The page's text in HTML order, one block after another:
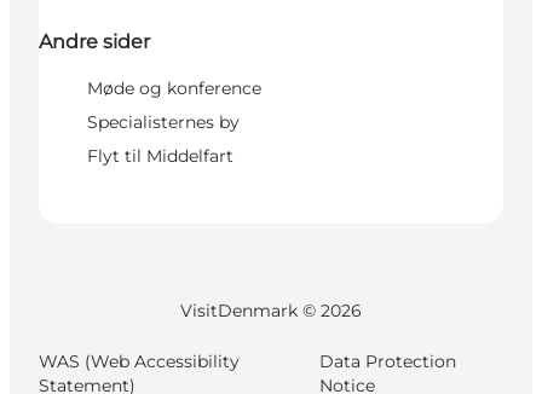
Andre sider
Møde og konference
Specialisternes by
Flyt til Middelfart
VisitDenmark © 2026
WAS (Web Accessibility
Statement)
Data Protection
Notice